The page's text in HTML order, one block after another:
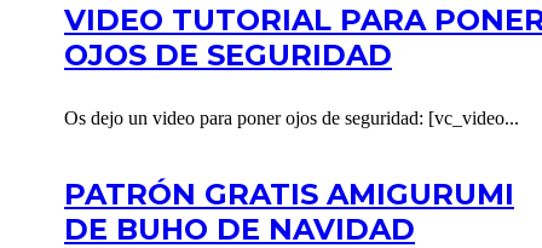
VIDEO TUTORIAL PARA
OJOS DE SEGURIDAD
Os dejo un video para poner ojos de seguridad: [vc_video...
PATRÓN GRATIS AMIGURUMI
DE BUHO DE NAVIDAD